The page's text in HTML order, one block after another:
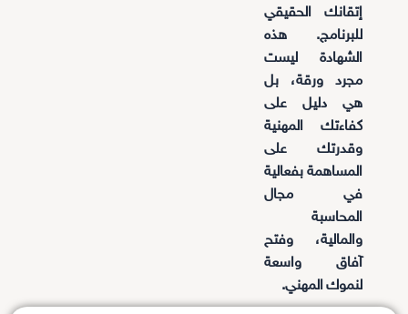
إتقانك الحقيقي
للبرنامج. هذه
الشهادة ليست
مجرد ورقة، بل
هي دليل على
كفاءتك المهنية
وقدرتك على
المساهمة بفعالية
في مجال
المحاسبة
والمالية، وفتح
آفاق واسعة
لنموك المهني.